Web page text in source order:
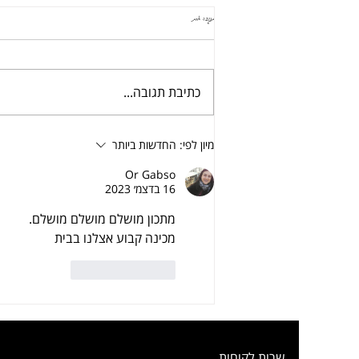
תגובה אחת
כתיבת תגובה...
מיון לפי: החדשות ביותר
Or Gabso
16 בדצמ׳ 2023
מתכון מושלם מושלם מושלם.
מכינה קבוע אצלנו בבית